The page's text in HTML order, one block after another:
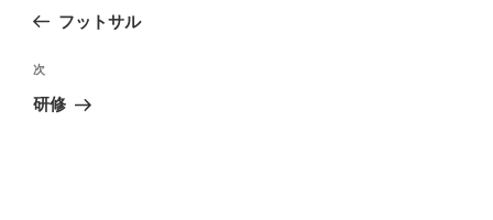
ビ
ゲ
の
稿
フットサル
次
の
次
研修